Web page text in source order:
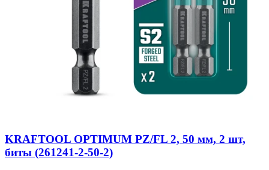
KRAFTOOL OPTIMUM PZ/FL 2, 50 мм, 2 шт,
биты (261241-2-50-2)